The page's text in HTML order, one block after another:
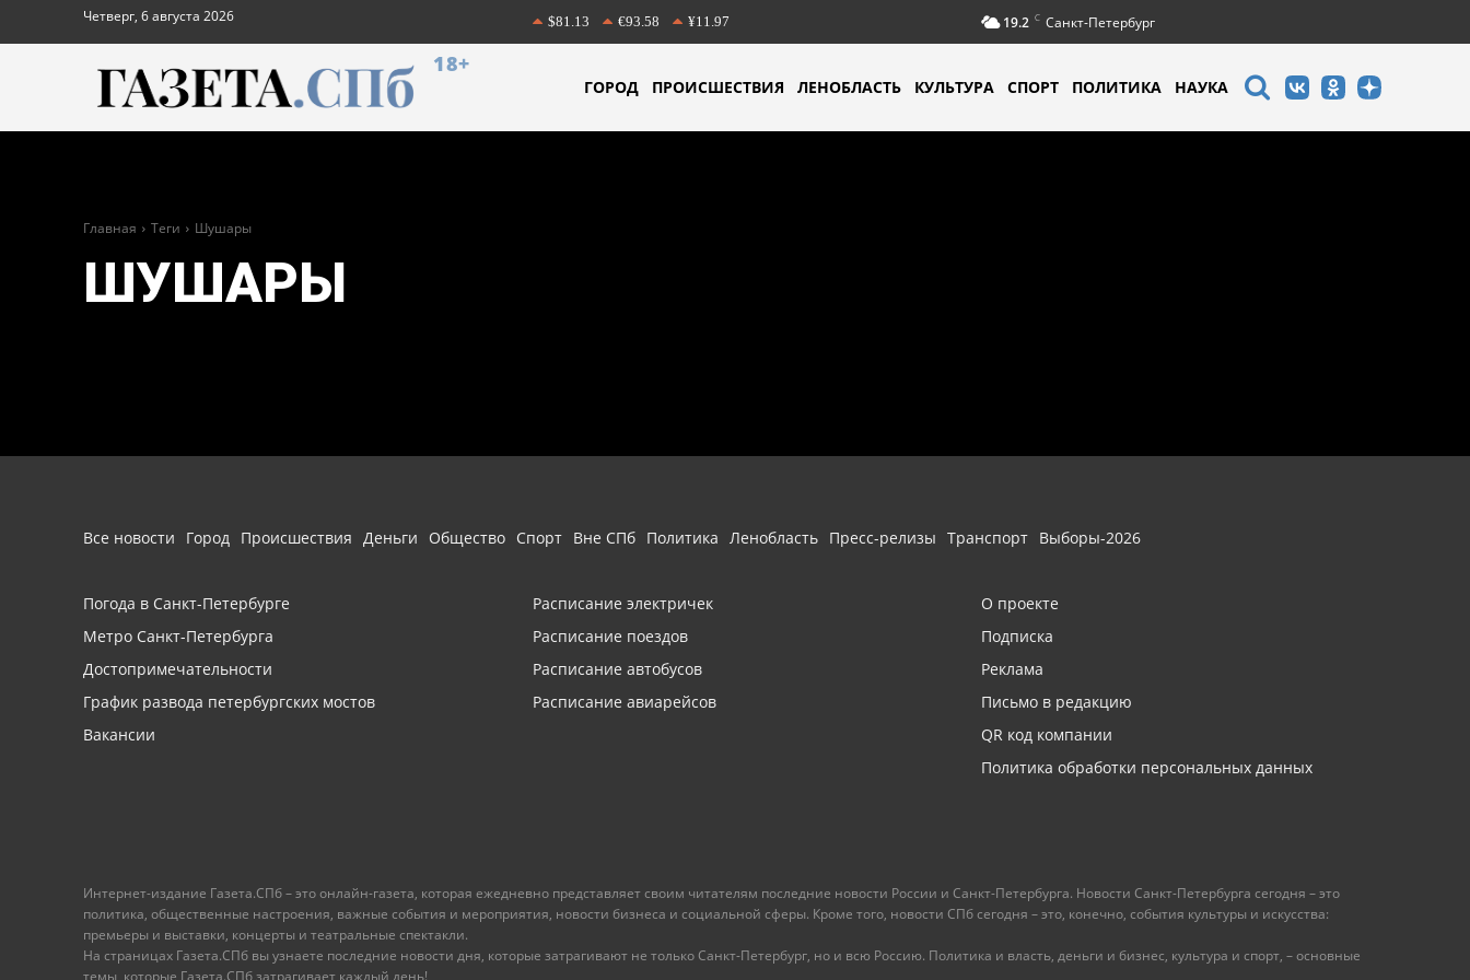
Четверг, 6 августа 2026 $81.13 €93.58 ¥11.97 19.2 C Санкт-Петербург
18+
ГОРОД ПРОИСШЕСТВИЯ ЛЕНОБЛАСТЬ КУЛЬТУРА СПОРТ ПОЛИТИКА НАУКА
Главная Теги Шушары
ШУШАРЫ
Все новости Город Происшествия Деньги Общество Спорт Вне СПб Политика Ленобласть Пресс-релизы Транспорт Выборы-2026
Погода в Санкт-Петербурге
Метро Санкт-Петербурга
Достопримечательности
График развода петербургских мостов
Вакансии
Расписание электричек
Расписание поездов
Расписание автобусов
Расписание авиарейсов
О проекте
Подписка
Реклама
Письмо в редакцию
QR код компании
Политика обработки персональных данных
Интернет-издание Газета.СПб – это онлайн-газета, которая ежедневно представляет своим читателям последние новости России и Санкт-Петербурга. Новости Санкт-Петербурга сегодня – это
политика, общественные настроения, важные события и мероприятия, новости бизнеса и социальной сферы. Кроме того, новости СПб сегодня – это, конечно, события культуры и искусства:
премьеры и выставки, концерты и театральные спектакли.
На страницах Газета.СПб вы узнаете последние новости дня, которые затрагивают не только Санкт-Петербург, но и всю Россию. Политика и власть, деньги и бизнес, культура и спорт, – основные
темы, которые Газета.СПб затрагивает каждый день!